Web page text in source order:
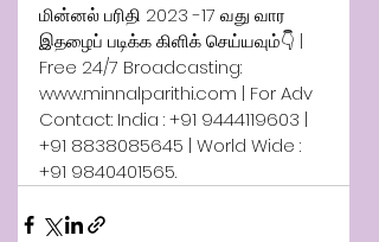
மின்னல் பரிதி 2023 -17 வது வார
இதழைப் படிக்க கிளிக் செய்யவும்👇 |
Free 24/7 Broadcasting:
www.minnalparithi.com | For Adv
Contact: India : +91 9444119603 |
+91 8838085645 | World Wide :
+91 9840401565.